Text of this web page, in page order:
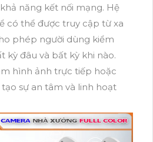
năng kết nối mạng. Hệ
có thể được truy cập từ xa
phép người dùng kiểm
kỳ đâu và bất kỳ khi nào.
hình ảnh trực tiếp hoặc
sự an tâm và linh hoạt